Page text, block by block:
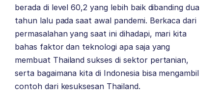
berada di level 60,2 yang lebih baik dibanding dua
tahun lalu pada saat awal pandemi. Berkaca dari
permasalahan yang saat ini dihadapi, mari kita
bahas faktor dan teknologi apa saja yang
membuat Thailand sukses di sektor pertanian,
serta bagaimana kita di Indonesia bisa mengambil
contoh dari kesuksesan Thailand.